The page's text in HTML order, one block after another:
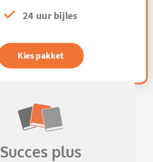
24 uur bijles
Kies pakket
Succes plus